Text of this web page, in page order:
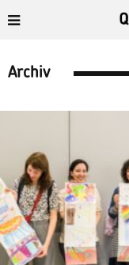
Archiv